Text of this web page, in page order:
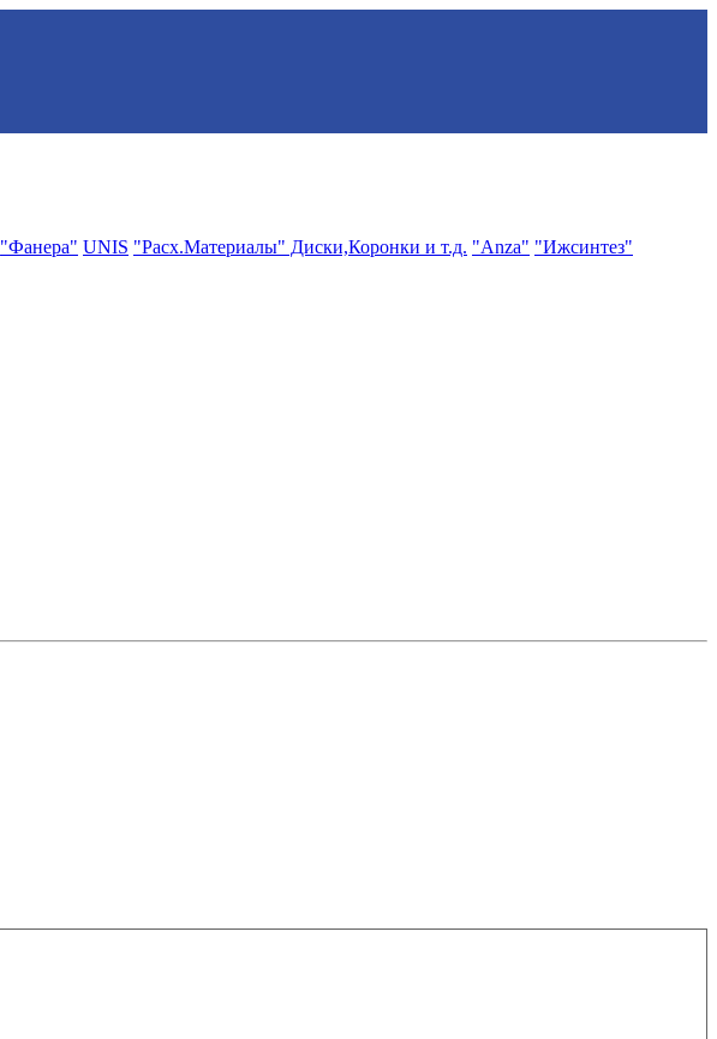
"Фанера" UNIS "Расх.Материалы" Диски,Коронки и т.д. "Anza" "Ижсинтез"